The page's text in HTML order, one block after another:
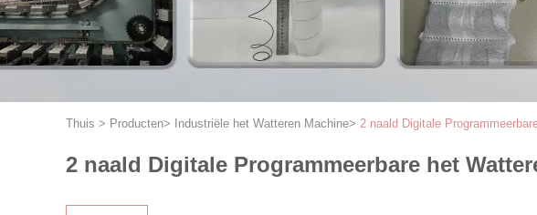
Thuis > Producten> Industriële het Watteren Machine> 2 naald Digitale
2 naald Digitale Programmeerbare het